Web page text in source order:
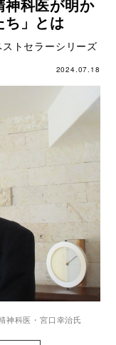
科医が明か
ち」とは
トセラーシリーズ
2024.07.18
神科医・宮口幸治氏